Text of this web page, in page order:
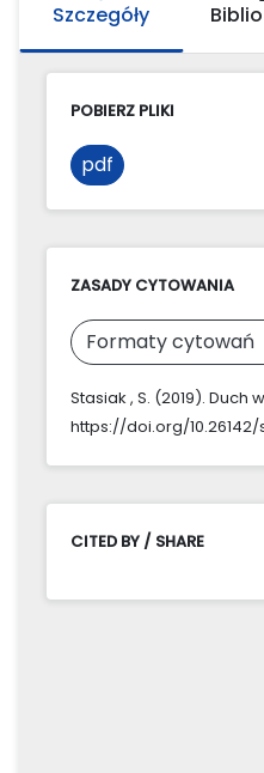
Szczegóły
POBIERZ PLIKI
pdf
ZASADY CYTOWANIA
Formaty cytowań
Stasiak , S. (2019). Duch
https://doi.org/
CITED BY / SHARE